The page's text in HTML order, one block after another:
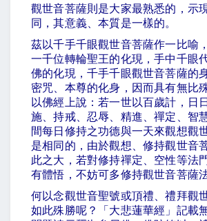
觀世音菩薩則是大家最熟悉的，示
同，其意義、本質是一樣的。
茲以千手千眼觀世音菩薩作一比喻
一千位轉輪聖王的化現，手中千眼
佛的化現，千手千眼觀世音菩薩的
密咒、本尊的化身，因而具有無比
以佛經上說：若一世以百歲計，日
施、持戒、忍辱、精進、禪定、智
間每日修持之功德與一天來觀想觀
是相同的，由於觀想、修持觀世音
此之大，若對修持禪定、空性等法
有體悟，不妨可多修持觀世音菩薩法
何以念觀世音聖號或頂禮、禮拜觀
如此殊勝呢？「大悲蓮華經」記載